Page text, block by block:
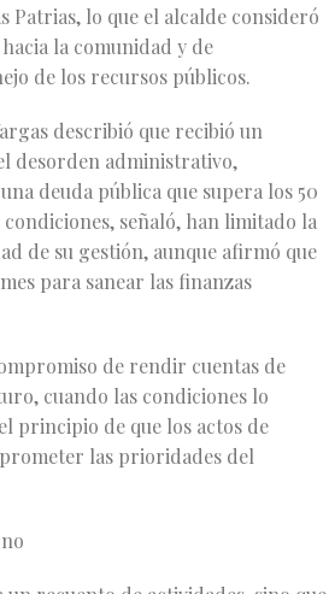
Patrias, lo que el alcalde consideró
la comunidad y de
de los recursos públicos.
describió que recibió un
desorden administrativo,
deuda pública que supera los 50
condiciones, señaló, han limitado la
de su gestión, aunque afirmó que
para sanear las finanzas
de rendir cuentas de
cuando las condiciones lo
principio de que los actos de
las prioridades del